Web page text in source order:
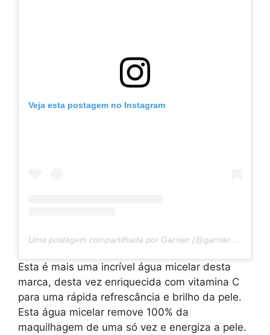
Veja esta postagem no Instagram
Uma postagem compartilhada por Garnier (@garnier_bg)
Esta é mais uma incrível água micelar desta
marca, desta vez enriquecida com vitamina C
para uma rápida refrescância e brilho da pele.
Esta água micelar remove 100% da
maquilhagem de uma só vez e energiza a pele.